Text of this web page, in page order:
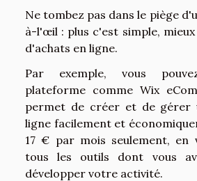
Ne tombez pas dans le piège
à-l'œil : plus c'est simple,
d'achats en ligne.
Par exemple, vous
plateforme comme Wix
permet de créer et de gérer
ligne facilement et
17 € par mois seulement, en
tous les outils dont vous
développer votre activité.